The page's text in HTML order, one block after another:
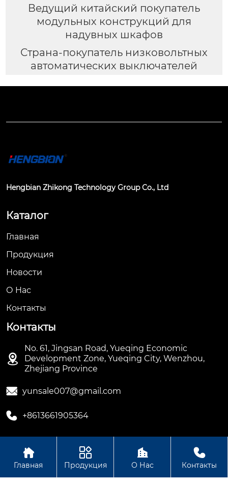
Ведущий китайский покупатель
модульных конструкций для
надувных шкафов
Страна-покупатель низковольтных
автоматических выключателей
Hengbian Zhikong Technology Group Co., Ltd
Каталог
Главная
Продукция
Новости
О Hас
Контакты
Контакты

No. 61, Jingsan Road, Yueqing Economic
Development Zone, Yueqing City, Wenzhou,
Zhejiang Province
 yunsale007@gmail.com
 +8613661905364
Авторское право ©ООО Hengbian Zhikong Technology
Group Co., Ltd

Главная

Продукция

О Нас

Контакты